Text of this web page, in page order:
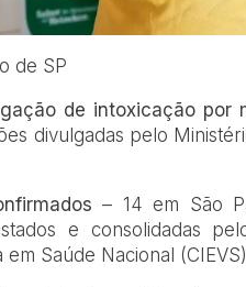
de SP
de intoxicação por
divulgadas pelo
– 14 em São
e consolidadas
em Saúde Nacional